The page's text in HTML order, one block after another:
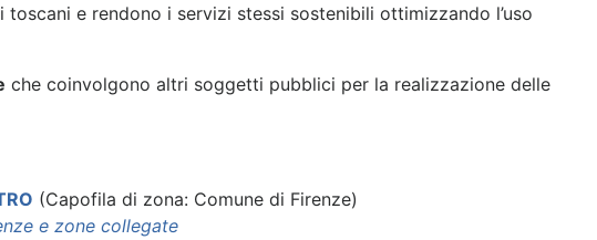
e rendono i servizi stessi sostenibili ottimizzando l’uso
che coinvolgono altri soggetti pubblici per la realizzazione delle
(Capofila di zona: Comune di Firenze)
e zone collegate